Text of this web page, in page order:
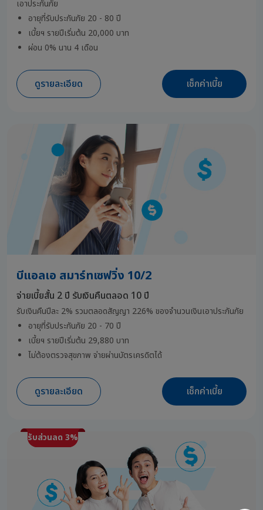
เอาประกันภัย
อายุที่รับประกันภัย 20 - 80 ปี
เบี้ยฯ รายปีเริ่มต้น 20,000 บาท
ผ่อน 0% นาน 4 เดือน
ดูรายละเอียด เช็กค่าเบี้ย
บีแอลเอ สมาร์ทเซฟวิ่ง 10/2
จ่ายเบี้ยสั้น 2 ปี รับเงินคืนตลอด 10 ปี
รับเงินคืนปีละ 2% รวมตลอดสัญญา 226% ของจำนวนเงินเอาประกันภัย
อายุที่รับประกันภัย 20 - 70 ปี
เบี้ยฯ รายปีเริ่มต้น 29,880 บาท
ไม่ต้องตรวจสุขภาพ จ่ายผ่านบัตรเครดิตได้
ดูรายละเอียด เช็กค่าเบี้ย
รับส่วนลด 3%
รับส่วนลด 3%